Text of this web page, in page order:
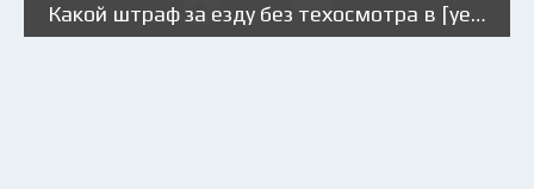
Какой штраф за езду без техосмотра в [year] году?